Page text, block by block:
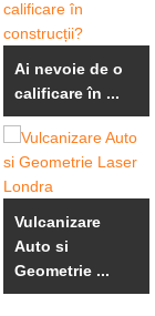
Ai nevoie de o
calificare în ...
Vulcanizare
Auto si
Geometrie ...